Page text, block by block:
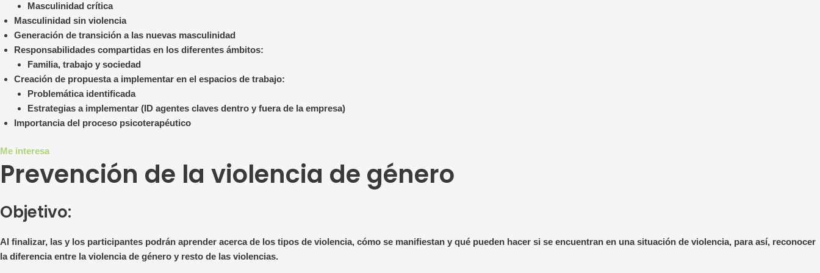
Masculinidad crítica
Masculinidad sin violencia
Generación de transición a las nuevas masculinidad
Responsabilidades compartidas en los diferentes ámbitos:
Familia, trabajo y sociedad
Creación de propuesta a implementar en el espacios de trabajo:
Problemática identificada
Estrategias a implementar (ID agentes claves dentro y fuera de la empresa)
Importancia del proceso psicoterapéutico
Me interesa
Prevención de la violencia de género
Objetivo:
Al finalizar, las y los participantes podrán aprender acerca de los tipos de violencia, cómo se manifiestan y qué pueden hacer si se encuentran en una situación de violencia, para así, reconocer
la diferencia entre la violencia de género y resto de las violencias.